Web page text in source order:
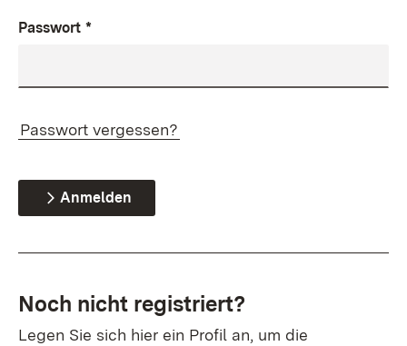
Passwort *
Passwort vergessen?
Anmelden
Noch nicht registriert?
Legen Sie sich hier ein Profil an, um die